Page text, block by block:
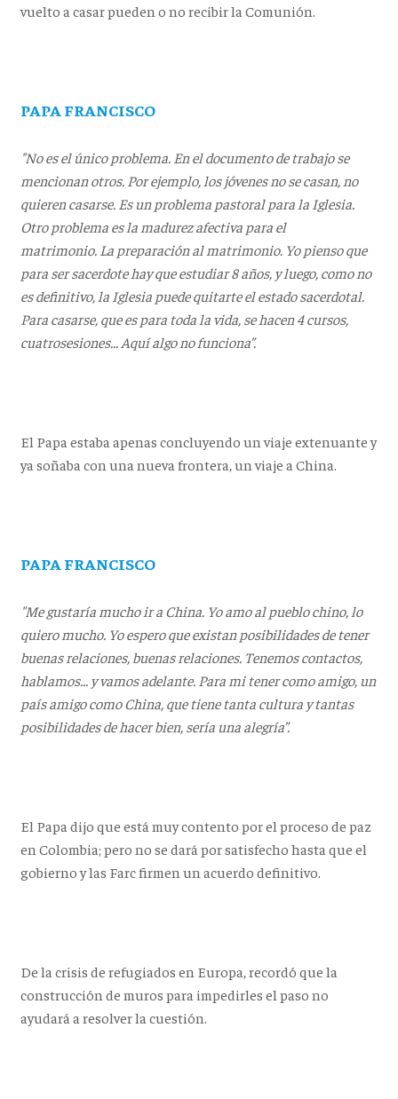
vuelto a casar pueden o no recibir la Comunión.
PAPA FRANCISCO
"No es el único problema. En el documento de trabajo se
mencionan otros. Por ejemplo, los jóvenes no se casan, no
quieren casarse. Es un problema pastoral para la Iglesia.
Otro problema es la madurez afectiva para el
matrimonio. La preparación al matrimonio. Yo pienso que
para ser sacerdote hay que estudiar 8 años, y luego, como no
es definitivo, la Iglesia puede quitarte el estado sacerdotal.
Para casarse, que es para toda la vida, se hacen 4 cursos,
cuatrosesiones... Aquí algo no funciona”.
El Papa estaba apenas concluyendo un viaje extenuante y
ya soñaba con una nueva frontera, un viaje a China.
PAPA FRANCISCO
"Me gustaría mucho ir a China. Yo amo al pueblo chino, lo
quiero mucho. Yo espero que existan posibilidades de tener
buenas relaciones, buenas relaciones. Tenemos contactos,
hablamos... y vamos adelante. Para mi tener como amigo, un
país amigo como China, que tiene tanta cultura y tantas
posibilidades de hacer bien, sería una alegría”.
El Papa dijo que está muy contento por el proceso de paz
en Colombia; pero no se dará por satisfecho hasta que el
gobierno y las Farc firmen un acuerdo definitivo.
De la crisis de refugiados en Europa, recordó que la
construcción de muros para impedirles el paso no
ayudará a resolver la cuestión.